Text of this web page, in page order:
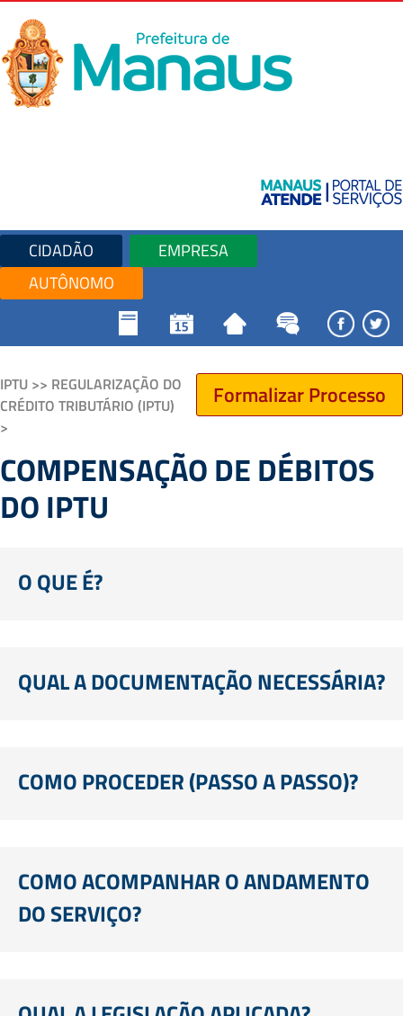
CIDADÃO
EMPRESA
AUTÔNOMO
Formalizar Processo
IPTU >> REGULARIZAÇÃO DO
CRÉDITO TRIBUTÁRIO (IPTU)
>
COMPENSAÇÃO DE DÉBITOS
DO IPTU
O QUE É?
QUAL A DOCUMENTAÇÃO NECESSÁRIA?
COMO PROCEDER (PASSO A PASSO)?
COMO ACOMPANHAR O ANDAMENTO
DO SERVIÇO?